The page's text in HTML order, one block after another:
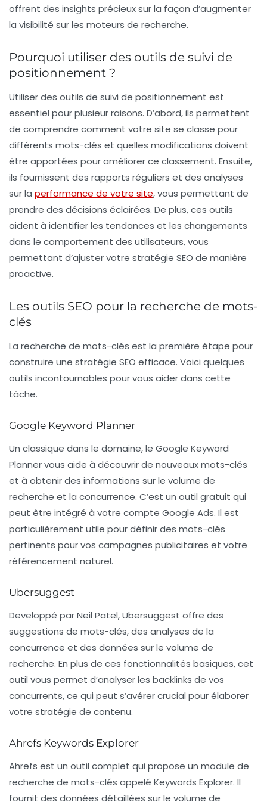
offrent des insights précieux sur la façon d’augmenter
la visibilité sur les moteurs de recherche.
Pourquoi utiliser des outils de suivi de
positionnement ?
Utiliser des outils de suivi de positionnement est
essentiel pour plusieur raisons. D’abord, ils permettent
de comprendre comment votre site se classe pour
différents mots-clés et quelles modifications doivent
être apportées pour améliorer ce classement. Ensuite,
ils fournissent des rapports réguliers et des analyses
sur la performance de votre site, vous permettant de
prendre des décisions éclairées. De plus, ces outils
aident à identifier les tendances et les changements
dans le comportement des utilisateurs, vous
permettant d’ajuster votre stratégie SEO de manière
proactive.
Les outils SEO pour la recherche de mots-
clés
La recherche de mots-clés est la première étape pour
construire une stratégie SEO efficace. Voici quelques
outils incontournables pour vous aider dans cette
tâche.
Google Keyword Planner
Un classique dans le domaine, le Google Keyword
Plannervous aide à découvrir de nouveaux mots-clés
et à obtenir des informations sur le volume de
recherche et la concurrence. C’est un outil gratuit qui
peut être intégré à votre compte Google Ads. Il est
particulièrement utile pour définir des mots-clés
pertinents pour vos campagnes publicitaires et votre
référencement naturel.
Ubersuggest
Developpé par Neil Patel,Ubersuggest offre des
suggestions de mots-clés, des analyses de la
concurrence et des données sur le volume de
recherche. En plus de ces fonctionnalités basiques, cet
outil vous permet d’analyser les backlinks de vos
concurrents, ce qui peut s’avérer crucial pour élaborer
votre stratégie de contenu.
Ahrefs Keywords Explorer
Ahrefs est un outil complet qui propose un module de
recherche de mots-clés appelé Keywords Explorer. Il
fournit des données détaillées sur le volume de